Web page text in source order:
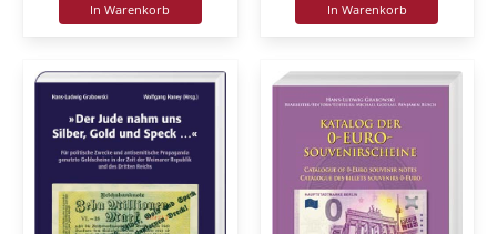
In Warenkorb In Warenkorb